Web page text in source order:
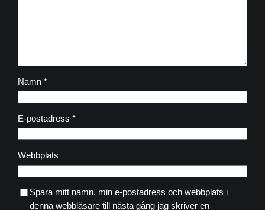
Namn*
E-postadress*
Webbplats
Spara mitt namn, min e-postadress och webbplats i
denna webbläsare till nästa gång jag skriver en